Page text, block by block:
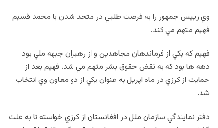
وي رييس جمهور را به فرصت طلبي در متحد شدن با محمد قسيم
فهيم متهم مي كند.
فهيم كه يكي از فرماندهان مجاهدين و از رهبران جبهه ملي بود
دهه ها بود كه به نقض حقوق بشر متهم مي شد. فهيم بعد از
حمايت از كرزي در ماه اپريل به عنوان يكي از دو معاون وي انتخاب
شد.
دفتر نمايندگي سازمان ملل در افغانستان از كرزي خواسته تا به علت